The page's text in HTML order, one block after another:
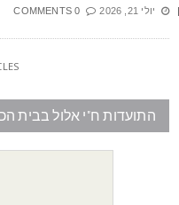
יולי 21, 2026 0 COMMENTS
התועדות ח"י אלול בבית